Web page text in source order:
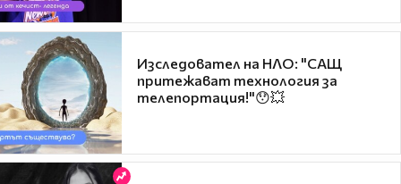
Изследовател на НЛО: "САЩ
притежават технология за
телепортация!"😯💥